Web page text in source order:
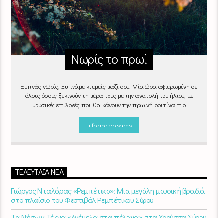
Νωρίς το πρωί
Ξυπνάς νωρίς; Ξυπνάμε κι εμείς μαζί σου. Μία ώρα αφιερωμένη σε
όλους όσους ξεκινούν τη μέρα τους με την ανατολή του ήλιου, με
μουσικές επιλογές που θα κάνουν την πρωινή ρουτίνα πιο
06:00 - 07:00 στον Empneusi 107 FM
Info and episodes
ΤΕΛΕΥΤΑΊΑ ΝΈΑ
Γιώργος Νταλάρας «Ρεμπέτικο»: Μια μεγάλη μουσική βραδιά
στο πλαίσιο του Φεστιβάλ Ρεμπέτικου Σύρου